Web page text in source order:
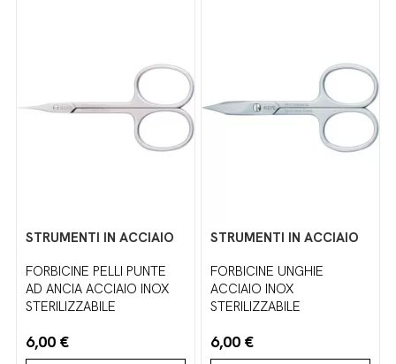
STRUMENTI IN ACCIAIO
FORBICINE PELLI PUNTE
AD ANCIA ACCIAIO INOX
STERILIZZABILE
6,00 €
STRUMENTI IN ACCIAIO
FORBICINE UNGHIE
ACCIAIO INOX
STERILIZZABILE
6,00 €